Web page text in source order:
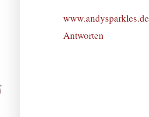
www.andysparkles.de
Antworten